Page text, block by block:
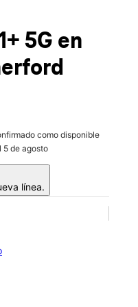
5G en
como disponible
5 de agosto
línea.